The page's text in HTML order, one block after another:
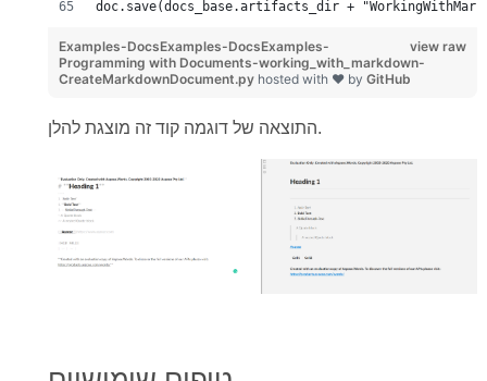
doc.save(docs_base.artifacts_dir +
view raw
Examples-DocsExamples-DocsExamples-
Programming with Documents-working_with_markdown-
CreateMarkdownDocument.py hosted with ❤ by GitHub
התוצאה של דוגמה קוד זה מוצגת להלן.